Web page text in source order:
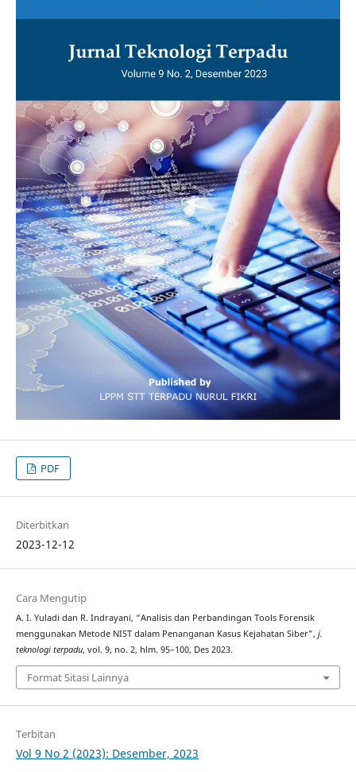
PDF
Diterbitkan
2023-12-12
Cara Mengutip
A. I. Yuladi dan R. Indrayani, “Analisis dan Perbandingan Tools Forensik
menggunakan Metode NIST dalam Penanganan Kasus Kejahatan Siber”, j.
teknologi terpadu, vol. 9, no. 2, hlm. 95–100, Des 2023.
Format Sitasi Lainnya
Terbitan
Vol 9 No 2 (2023): Desember, 2023